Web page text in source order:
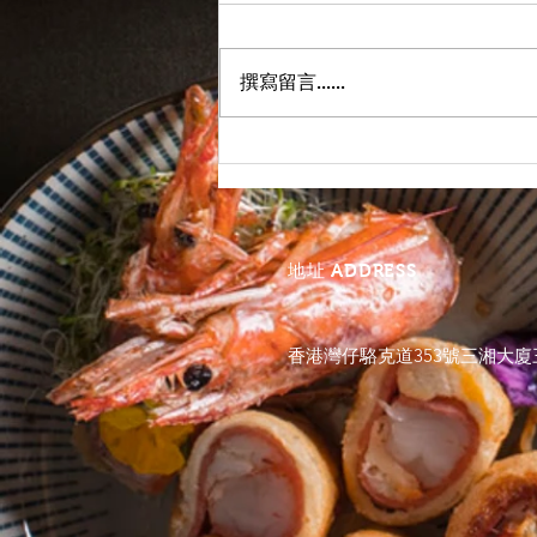
PJ Moment
撰寫留言......
地址 ADDRESS
香港灣仔駱克道353號三湘大廈